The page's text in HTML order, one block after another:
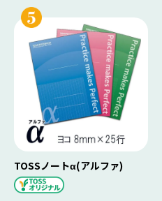
TOSSノートα(アルファ)